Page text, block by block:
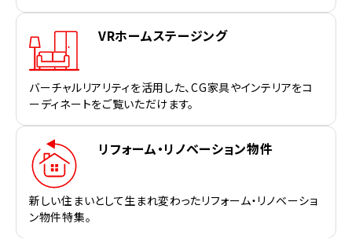
VRホームステージング
バーチャルリアリティを活用した、CG家具やインテリアをコ
ーディネートをご覧いただけます。
リフォーム・リノベーション物件
新しい住まいとして生まれ変わったリフォーム・リノベーショ
ン物件特集。